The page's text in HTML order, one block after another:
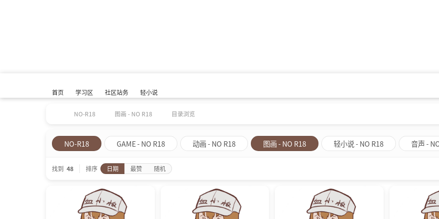
首页 学习区 社区站务 轻小说
NO-R18 图画 - NO R18 目录浏览
NO-R18 GAME - NO R18 动画 - NO R18 图画 - NO R18 轻小说 - NO R18 音声 -
找到 48 排序 日期 最赞 随机